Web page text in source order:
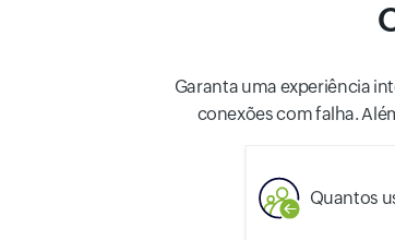
Garanta uma experiência
conexões com falha.
Quantos